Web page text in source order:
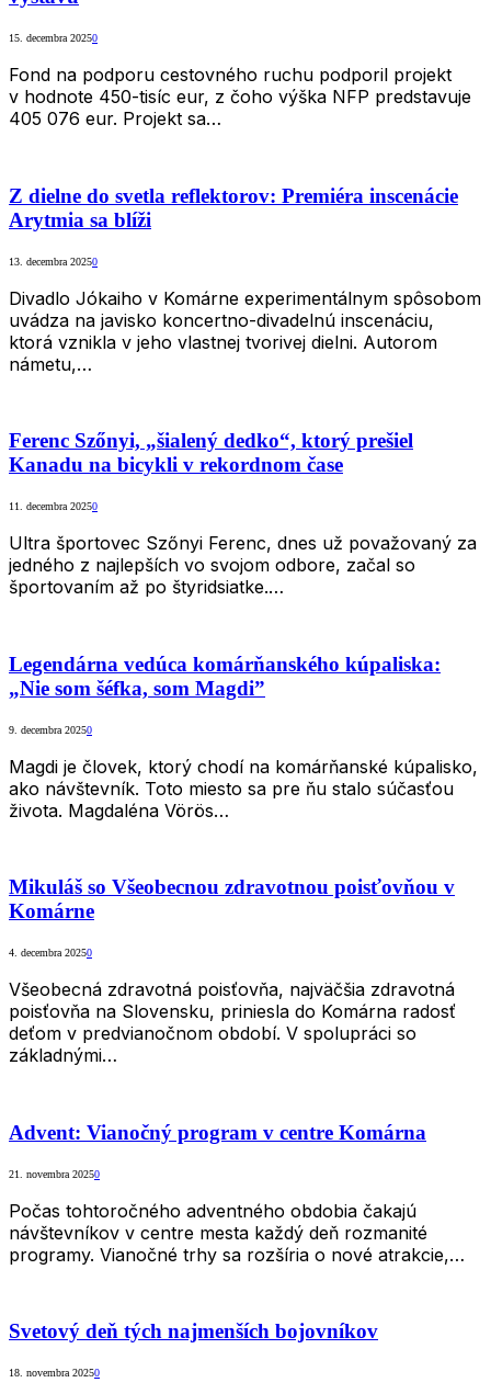
15. decembra 20250
Fond na podporu cestovného ruchu podporil projekt
v hodnote 450-tisíc eur, z čoho výška NFP predstavuje
405 076 eur. Projekt sa…
Z dielne do svetla reflektorov: Premiéra inscenácie
Arytmia sa blíži
13. decembra 20250
Divadlo Jókaiho v Komárne experimentálnym spôsobom
uvádza na javisko koncertno-divadelnú inscenáciu,
ktorá vznikla v jeho vlastnej tvorivej dielni. Autorom
námetu,…
Ferenc Szőnyi, „šialený dedko“, ktorý prešiel
Kanadu na bicykli v rekordnom čase
11. decembra 20250
Ultra športovec Szőnyi Ferenc, dnes už považovaný za
jedného z najlepších vo svojom odbore, začal so
športovaním až po štyridsiatke.…
Legendárna vedúca komárňanského kúpaliska:
„Nie som šéfka, som Magdi”
9. decembra 20250
Magdi je človek, ktorý chodí na komárňanské kúpalisko,
ako návštevník. Toto miesto sa pre ňu stalo súčasťou
života. Magdaléna Vörös…
Mikuláš so Všeobecnou zdravotnou poisťovňou v
Komárne
4. decembra 20250
Všeobecná zdravotná poisťovňa, najväčšia zdravotná
poisťovňa na Slovensku, priniesla do Komárna radosť
deťom v predvianočnom období. V spolupráci so
základnými…
Advent: Vianočný program v centre Komárna
21. novembra 20250
Počas tohtoročného adventného obdobia čakajú
návštevníkov v centre mesta každý deň rozmanité
programy. Vianočné trhy sa rozšíria o nové atrakcie,…
Svetový deň tých najmenších bojovníkov
18. novembra 20250